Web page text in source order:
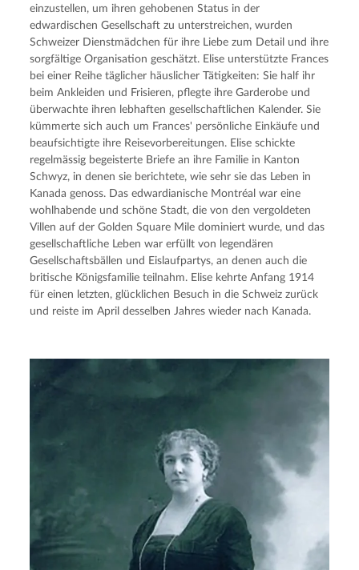
einzustellen, um ihren gehobenen Status in der
edwardischen Gesellschaft zu unterstreichen, wurden
Schweizer Dienstmädchen für ihre Liebe zum Detail und ihre
sorgfältige Organisation geschätzt. Elise unterstützte Frances
bei einer Reihe täglicher häuslicher Tätigkeiten: Sie half ihr
beim Ankleiden und Frisieren, pflegte ihre Garderobe und
überwachte ihren lebhaften gesellschaftlichen Kalender. Sie
kümmerte sich auch um Frances' persönliche Einkäufe und
beaufsichtigte ihre Reisevorbereitungen. Elise schickte
regelmässig begeisterte Briefe an ihre Familie in Kanton
Schwyz, in denen sie berichtete, wie sehr sie das Leben in
Kanada genoss. Das edwardianische Montréal war eine
wohlhabende und schöne Stadt, die von den vergoldeten
Villen auf der Golden Square Mile dominiert wurde, und das
gesellschaftliche Leben war erfüllt von legendären
Gesellschaftsbällen und Eislaufpartys, an denen auch die
britische Königsfamilie teilnahm. Elise kehrte Anfang 1914
für einen letzten, glücklichen Besuch in die Schweiz zurück
und reiste im April desselben Jahres wieder nach Kanada.